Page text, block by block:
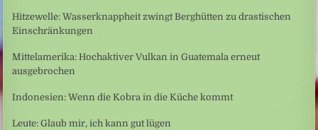
Hitzewelle: Wasserknappheit zwingt Berghütten zu drastischen
Einschränkungen
Mittelamerika: Hochaktiver Vulkan in Guatemala erneut
ausgebrochen
Indonesien: Wenn die Kobra in die Küche kommt
Leute: Glaub mir, ich kann gut lügen